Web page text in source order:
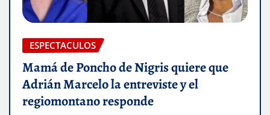
ESPECTACULOS
Mamá de Poncho de Nigris quiere que
Adrián Marcelo la entreviste y el
regiomontano responde